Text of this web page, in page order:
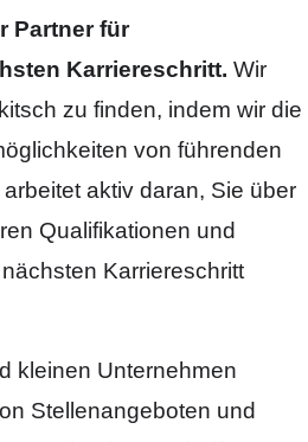
Partner für
Karriereschritt. Wir
zu finden, indem wir die
von führenden
aktiv daran, Sie über
Qualifikationen und
Karriereschritt
kleinen Unternehmen
Stellenangeboten und